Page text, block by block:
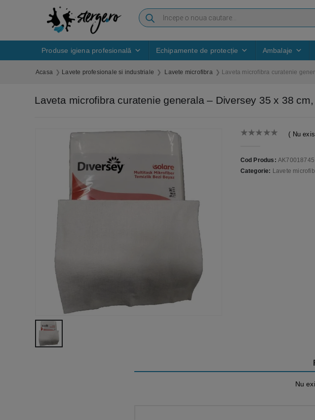
Produse igiena profesională Echipamente de protecție Ambalaje
Acasa Lavete profesionale si industriale Lavete microfibra Laveta microfibra curatenie
Laveta microfibra curatenie generala – Diversey 35 x 38
( Nu
Cod Produs:AK70018745
Categorie: Lavete
Nu